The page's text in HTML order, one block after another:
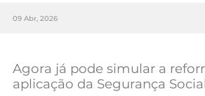
Sociedade
Negócios
09 Abr, 2026
Agora já pode simular a
aplicação da Segurança